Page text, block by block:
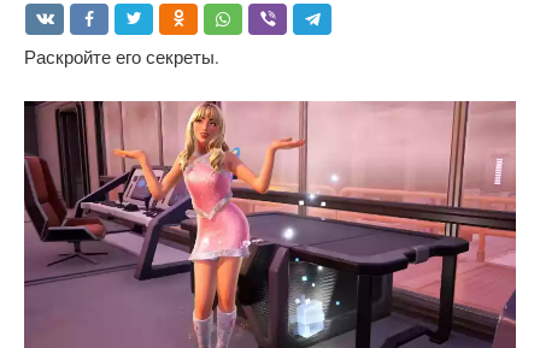
Раскройте его секреты.